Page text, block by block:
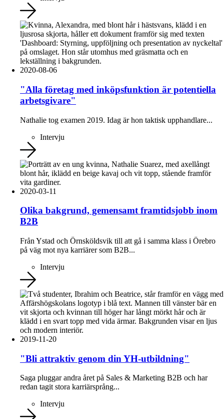
2020-08-06
"Alla företag med inköpsfunktion är potentiella
arbetsgivare"
Nathalie tog examen 2019. Idag är hon taktisk upphandlare...
Intervju
2020-03-11
Olika bakgrund, gemensamt framtidsjobb inom
B2B
Från Ystad och Örnsköldsvik till att gå i samma klass i Örebro
på väg mot nya karriärer som B2B...
Intervju
2019-11-20
"Bli attraktiv genom din YH-utbildning"
Saga pluggar andra året på Sales & Marketing B2B och har
redan tagit stora karriärsprång...
Intervju